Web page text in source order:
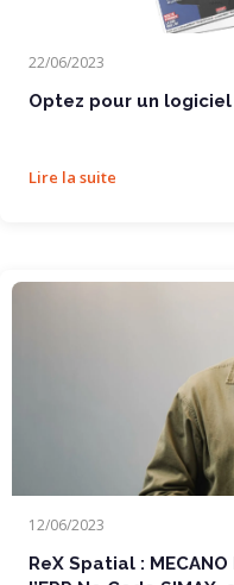
Optez pour un logiciel de
22/06/2023
Optez pour un logiciel
Lire la suite
12/06/2023
ReX Spatial :